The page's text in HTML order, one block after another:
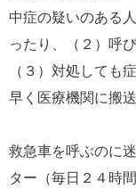
中症の疑いのある
ったり、（２）呼
（３）対処しても
早く医療機関に搬
救急車を呼ぶのに
ター（毎日２４時